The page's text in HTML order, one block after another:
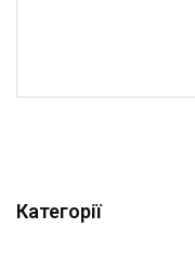
Категорії